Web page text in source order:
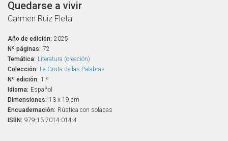
Quedarse a vivir
Carmen Ruiz Fleta
Año de edición: 2025
Nº páginas: 72
Temática: Literatura (creación)
Colección: La Gruta de las Palabras
Nº edición: 1.ª
Idioma: Español
Dimensiones: 13 x 19 cm
Encuadernación: Rústica con solapas
ISBN: 979-13-7014-014-4